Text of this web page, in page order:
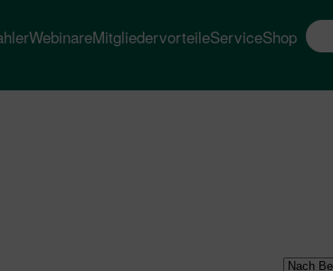
WebinareMitgliedervorteileServiceShop